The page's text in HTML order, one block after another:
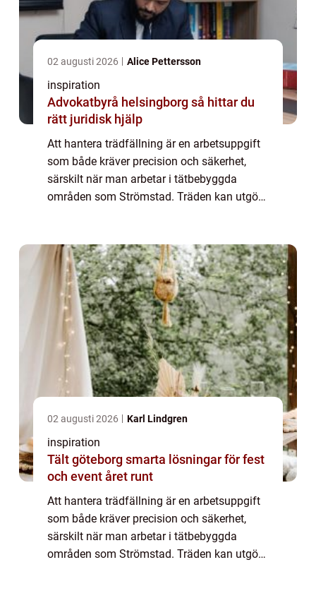
02 augusti 2026 Alice Pettersson
inspiration
Advokatbyrå helsingborg så hittar du
rätt juridisk hjälp
Att hantera trädfällning är en arbetsuppgift
som både kräver precision och säkerhet,
särskilt när man arbetar i tätbebyggda
områden som Strömstad. Träden kan utgöra
02 augusti 2026 Karl Lindgren
inspiration
Tält göteborg smarta lösningar för fest
och event året runt
Att hantera trädfällning är en arbetsuppgift
som både kräver precision och säkerhet,
särskilt när man arbetar i tätbebyggda
områden som Strömstad. Träden kan utgöra